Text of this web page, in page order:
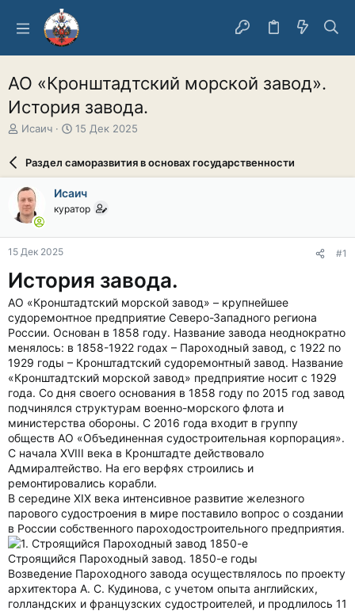
АО «Кронштадтский морской завод».
История завода.
А
о
р
т
е
м
ы
Исаич
Д
а
а
ч
л
15 Дек 2025
Раздел саморазвития в основах государственности
Исаич
куратор
15 Дек 2025 #1
История завода.
АО «Кронштадтский морской завод» – крупнейшее
судоремонтное предприятие Северо-Западного региона
России. Основан в 1858 году. Название завода неоднократно
менялось: в 1858-1922 годах – Пароходный завод, с 1922 по
1929 годы – Кронштадтский судоремонтный завод. Название
«Кронштадтский морской завод» предприятие носит с 1929
года. Со дня своего основания в 1858 году по 2015 год завод
подчинялся структурам военно-морского флота и
министерства обороны. С 2016 года входит в группу
обществ АО «Объединенная судостроительная корпорация».
С начала ХVIII века в Кронштадте действовало
Адмиралтейство. На его верфях строились и
ремонтировались корабли.
В середине ХIХ века интенсивное развитие железного
парового судостроения в мире поставило вопрос о создании
в России собственного пароходостроительного предприятия.
Строящийся Пароходный завод. 1850-е годы
Возведение Пароходного завода осуществлялось по проекту
архитектора А. С. Кудинова, с учетом опыта английских,
голландских и французских судостроителей, и продлилось 11